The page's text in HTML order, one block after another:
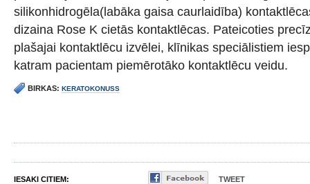
silikonhidrogēla(labāka gaisa caurlaidība)
dizaina Rose K cietās kontaktlēcas. Pateicoties
plašajai kontaktlēcu izvēlei, klīnikas speciālistiem
katram pacientam piemērotāko kontaktlēcu veidu.
BIRKAS: KERATOKONUSS
IESAKI CITIEM: TWEET